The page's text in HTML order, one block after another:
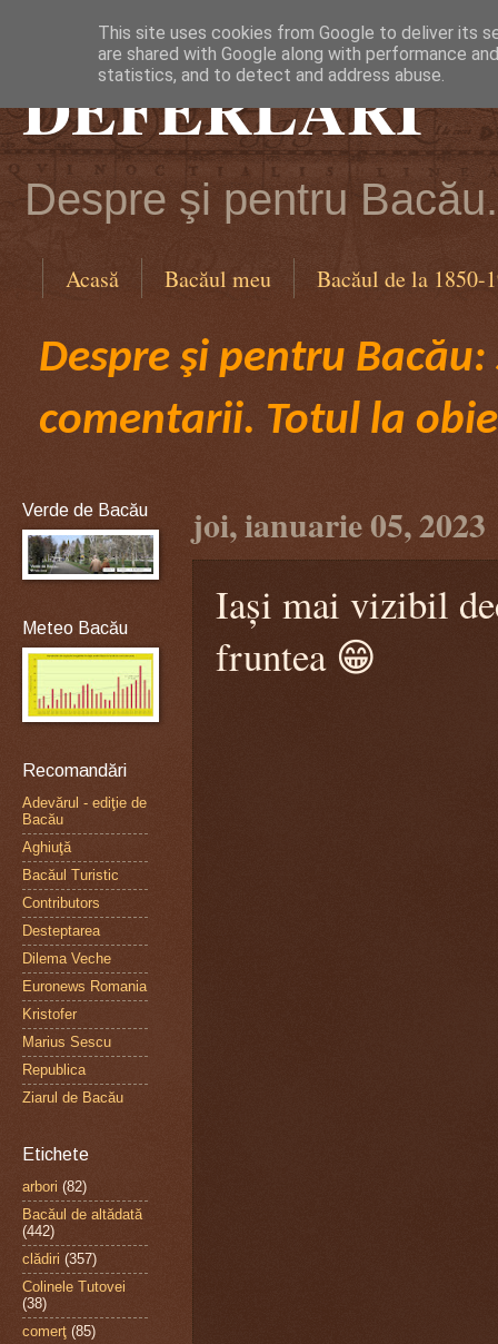
DEFERLĂRI
Despre şi pentru
Acasă Bacăul meu Bacăul de la 1850-
Despre şi pentru
comentarii. Totul la
joi, ianuarie 05, 2023
Iași mai vizibil
fruntea 😁
Verde de Bacău
Meteo Bacău
Recomandări
Adevărul - ediţie de
Bacău
Aghiuţă
Bacăul Turistic
Contributors
Desteptarea
Dilema Veche
Euronews Romania
Kristofer
Marius Sescu
Republica
Ziarul de Bacău
Etichete
arbori (82)
Bacăul de altădată
(442)
clădiri (357)
Colinele Tutovei
(38)
comerţ (85)
This site uses cookies from Google to deliver its
are shared with Google along with performance
statistics, and to detect and address abuse.